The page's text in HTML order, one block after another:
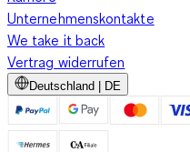
Unternehmenskontakte
We take it back
Vertrag widerrufen
Deutschland | DE